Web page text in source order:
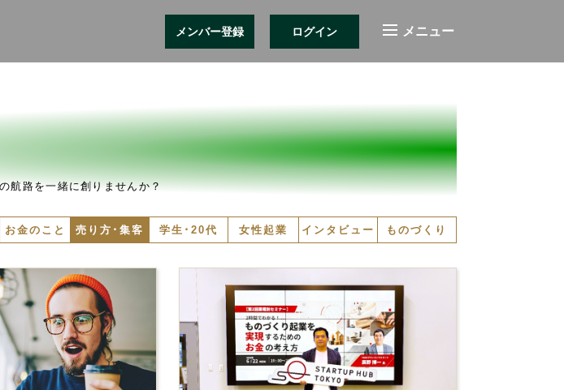
メンバー登録 ログイン
航路を一緒に創りませんか？
お金のこと 売り方･集客 学生･20代 女性起業 インタビュー ものづくり